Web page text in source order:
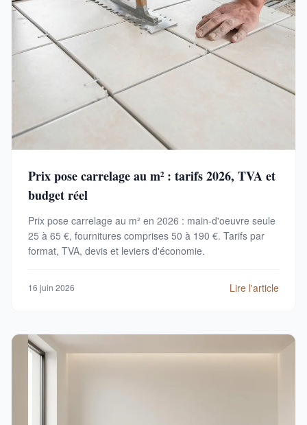
Prix pose carrelage au m² : tarifs 2026, TVA et
budget réel
Prix pose carrelage au m² en 2026 : main-d'oeuvre seule
25 à 65 €, fournitures comprises 50 à 190 €. Tarifs par
format, TVA, devis et leviers d'économie.
16 juin 2026 Lire l'article